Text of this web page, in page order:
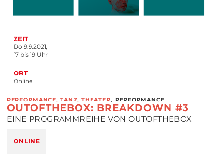
ZEIT
Do 9.9.2021,
17 bis 19 Uhr
ORT
Online
© Ricardo Gehn
PERFORMANCE, TANZ, THEATER, PERFORMANCE
OUTOFTHEBOX: BREAKDOWN #3
EINE PROGRAMMREIHE VON OUTOFTHEBOX
ONLINE